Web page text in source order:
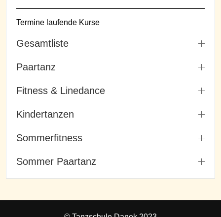
Termine laufende Kurse
Gesamtliste
Paartanz
Fitness & Linedance
Kindertanzen
Sommerfitness
Sommer Paartanz